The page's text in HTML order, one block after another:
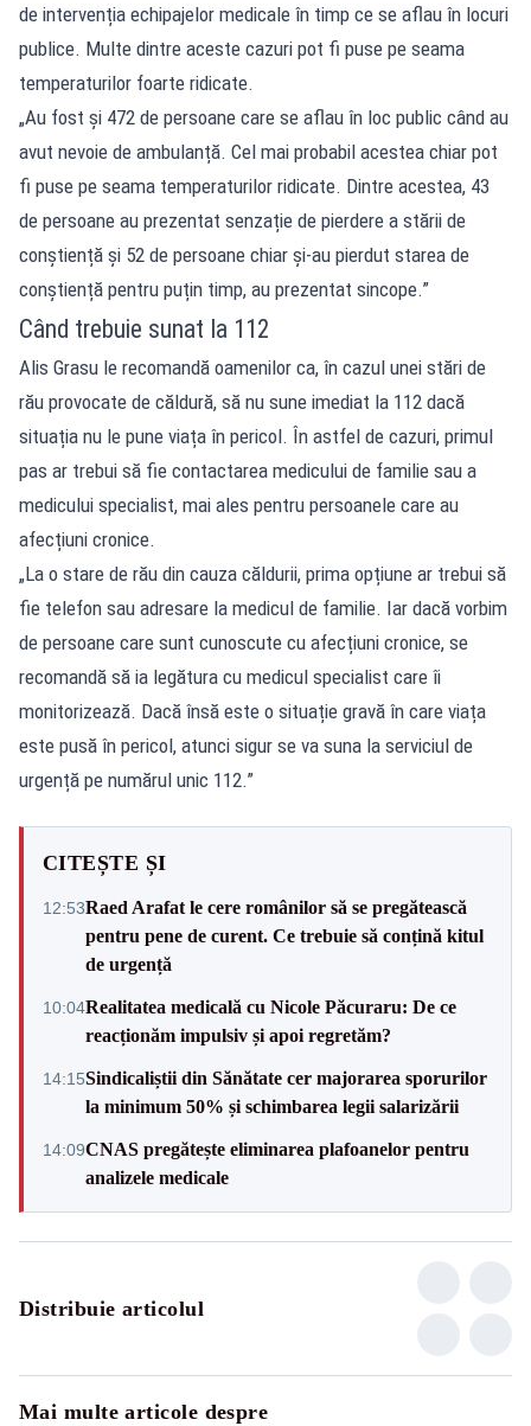
de intervenția echipajelor medicale în timp ce se aflau în locuri
publice. Multe dintre aceste cazuri pot fi puse pe seama
temperaturilor foarte ridicate.
„Au fost și 472 de persoane care se aflau în loc public când au
avut nevoie de ambulanță. Cel mai probabil acestea chiar pot
fi puse pe seama temperaturilor ridicate. Dintre acestea, 43
de persoane au prezentat senzație de pierdere a stării de
conștiență și 52 de persoane chiar și-au pierdut starea de
conștiență pentru puțin timp, au prezentat sincope.”
Când trebuie sunat la 112
Alis Grasu le recomandă oamenilor ca, în cazul unei stări de
rău provocate de căldură, să nu sune imediat la 112 dacă
situația nu le pune viața în pericol. În astfel de cazuri, primul
pas ar trebui să fie contactarea medicului de familie sau a
medicului specialist, mai ales pentru persoanele care au
afecțiuni cronice.
„La o stare de rău din cauza căldurii, prima opțiune ar trebui să
fie telefon sau adresare la medicul de familie. Iar dacă vorbim
de persoane care sunt cunoscute cu afecțiuni cronice, se
recomandă să ia legătura cu medicul specialist care îi
monitorizează. Dacă însă este o situație gravă în care viața
este pusă în pericol, atunci sigur se va suna la serviciul de
urgență pe numărul unic 112.”
CITEȘTE ȘI
12:53Raed Arafat le cere românilor să se pregătească
pentru pene de curent. Ce trebuie să conțină kitul
de urgență
10:04Realitatea medicală cu Nicole Păcuraru: De ce
reacționăm impulsiv și apoi regretăm?
14:15Sindicaliștii din Sănătate cer majorarea sporurilor
la minimum 50% și schimbarea legii salarizării
14:09CNAS pregătește eliminarea plafoanelor pentru
analizele medicale
Distribuie articolul
Mai multe articole despre